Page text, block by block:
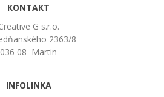
KONTAKT
G s.r.o.
2363/8
036 08 Martin
INFOLINKA